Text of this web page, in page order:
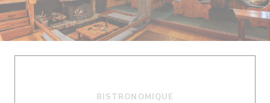
BISTRONOMIQUE